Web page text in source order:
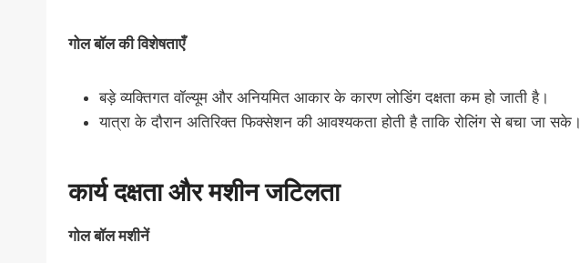
गोल बॉल की विशेषताएँ
बड़े व्यक्तिगत वॉल्यूम और अनियमित आकार के कारण लोडिंग दक्षता कम हो जाती है।
यात्रा के दौरान अतिरिक्त फिक्सेशन की आवश्यकता होती है ताकि रोलिंग से बचा जा सके।
कार्य दक्षता और मशीन जटिलता
गोल बॉल मशीनें